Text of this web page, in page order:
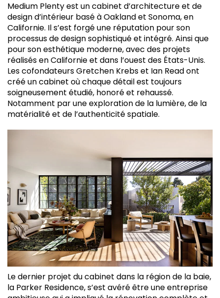
Medium Plenty est un cabinet d’architecture et de
design d’intérieur basé à Oakland et Sonoma, en
Californie. Il s’est forgé une réputation pour son
processus de design sophistiqué et intégré. Ainsi que
pour son esthétique moderne, avec des projets
réalisés en Californie et dans l’ouest des États-Unis.
Les cofondateurs Gretchen Krebs et Ian Read ont
créé un cabinet où chaque détail est toujours
soigneusement étudié, honoré et rehaussé.
Notamment par une exploration de la lumière, de la
matérialité et de l’authenticité spatiale.
Le dernier projet du cabinet dans la région de la baie,
la Parker Residence, s’est avéré être une entreprise